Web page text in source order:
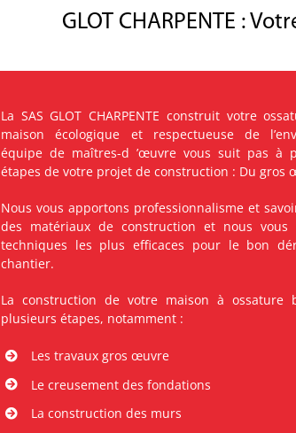
GLOT CHARPENTE :
La SAS GLOT CHARPENTE construit votre
maison écologique et respectueuse de
équipe de maîtres-d ’œuvre vous suit pas à
étapes de votre projet de construction : Du gros
Nous vous apportons professionnalisme et
des matériaux de construction et nous vous
techniques les plus efficaces pour le bon
chantier.
La construction de votre maison à ossature
plusieurs étapes, notamment :
Les travaux gros œuvre
Le creusement des fondations
La construction des murs